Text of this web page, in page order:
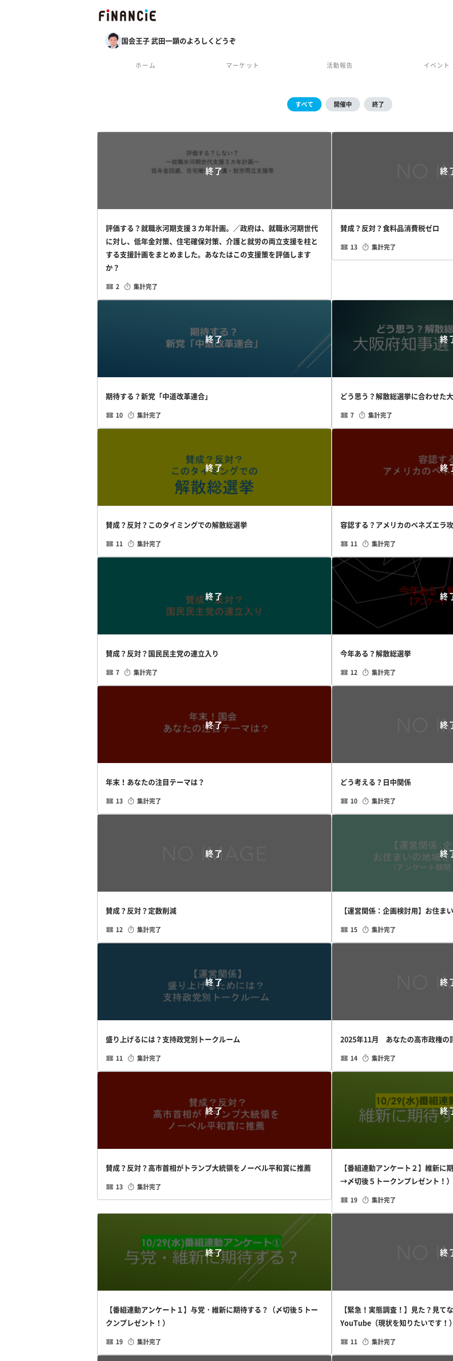
国会王子 武田一顕のよろしくどうぞ
ホーム マーケット 活動報告 イベント
すべて 開催中 終了
終了
評価する？就職氷河期支援３カ年計画。／政府は、就職氷河期世代
に対し、低年金対策、住宅確保対策、介護と就労の両立支援を柱と
する支援計画をまとめました。あなたはこの支援策を評価します
か？
2 集計完了
終
賛成？反対？食料品消費税ゼロ
13 集計完了
終了
期待する？新党「中道改革連合」
10 集計完了
終
どう思う？解散総選挙に合わせた
7 集計完了
終了
賛成？反対？このタイミングでの解散総選挙
11 集計完了
終
容認する？アメリカのベネズエラ
11 集計完了
終了
賛成？反対？国民民主党の連立入り
7 集計完了
終
今年ある？解散総選挙
12 集計完了
終了
年末！あなたの注目テーマは？
13 集計完了
終
どう考える？日中関係
10 集計完了
終了
賛成？反対？定数削減
12 集計完了
終
【運営関係：企画検討用】お住ま
15 集計完了
終了
盛り上げるには？支持政党別トークルーム
11 集計完了
終
2025年11月 あなたの高市政権の
14 集計完了
終了
賛成？反対？高市首相がトランプ大統領をノーベル平和賞に推薦
13 集計完了
終
【番組連動アンケート２】維新
→〆切後５トークンプレゼント！）
19 集計完了
終了
【番組連動アンケート１】与党・維新に期待する？（〆切後５トー
クンプレゼント！）
19 集計完了
終
【緊急！実態調査！】見た？見
YouTube（現状を知りたいです！
11 集計完了